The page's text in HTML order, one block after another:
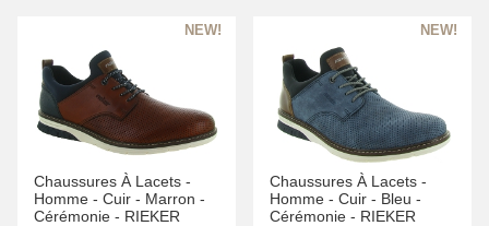
Chaussures À Lacets -
Homme - Cuir - Marron -
Cérémonie - RIEKER
Chaussures À Lacets -
Homme - Cuir - Bleu -
Cérémonie - RIEKER